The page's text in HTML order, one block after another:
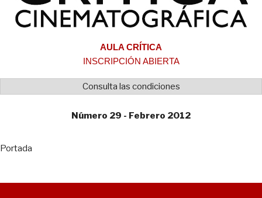
AULA CRÍTICA
INSCRIPCIÓN ABIERTA
Consulta las condiciones
Número 29 - Febrero 2012
Portada